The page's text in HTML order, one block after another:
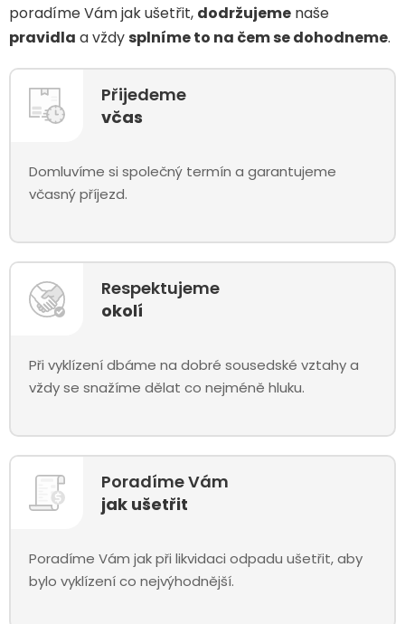
poradíme Vám jak ušetřit, dodržujeme naše
pravidla a vždy splníme to na čem se dohodneme.
Přijedeme
včas
Domluvíme si společný termín a garantujeme
včasný příjezd.
Respektujeme
okolí
Při vyklízení dbáme na dobré sousedské vztahy a
vždy se snažíme dělat co nejméně hluku.
Poradíme Vám
jak ušetřit
Poradíme Vám jak při likvidaci odpadu ušetřit, aby
bylo vyklízení co nejvýhodnější.